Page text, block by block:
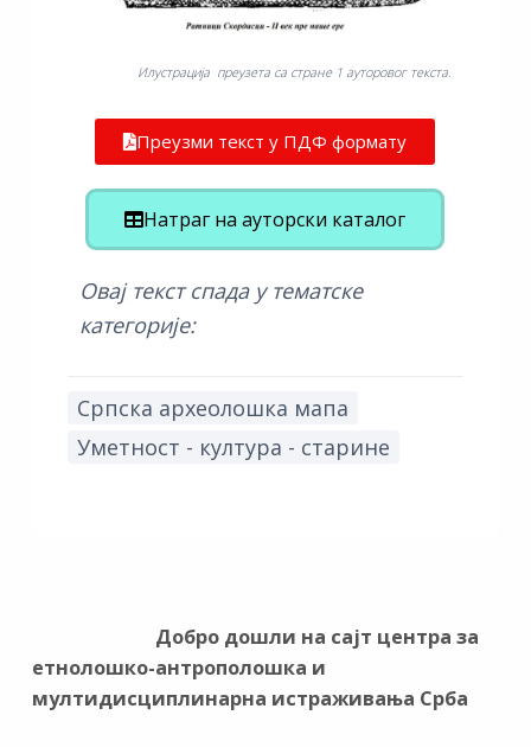
Илустрација преузета са стране 1 ауторовог текста.
Преузми текст у ПДФ формату
Натраг на ауторски каталог
Овај текст спада у тематске
категорије:
Српска археолошка мапа
Уметност - култура - старине
Добро дошли на сајт центра за
етнолошко-антрополошка и
мултидисциплинарна истраживања Срба